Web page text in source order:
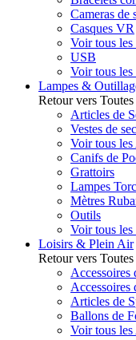
Cameras de
Casques VR
Voir tous les
USB
Voir tous les
Lampes &
Retour vers
Articles de
Vestes de
Voir tous
Canifs de
Grattoirs
Lampes
Mètres
Outils
Voir tous les
Loisirs & Plein Air
Retour vers
Accessoires
Accessoires
Articles de
Ballons de
Voir tous